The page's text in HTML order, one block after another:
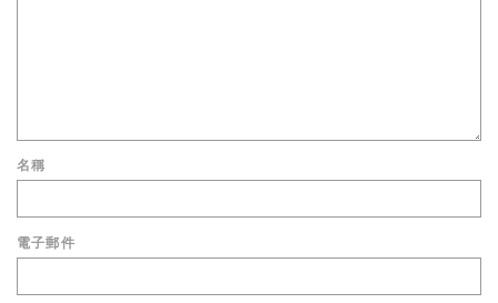
名稱
電子郵件